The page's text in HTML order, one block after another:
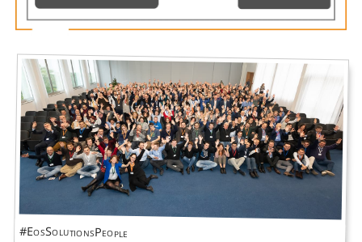
#EosSolutionsPeople